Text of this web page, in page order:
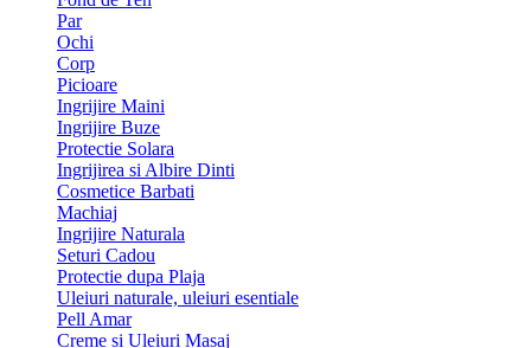
Par
Ochi
Corp
Picioare
Ingrijire Maini
Ingrijire Buze
Protectie Solara
Ingrijirea si Albire Dinti
Cosmetice Barbati
Machiaj
Ingrijire Naturala
Seturi Cadou
Protectie dupa Plaja
Uleiuri naturale, uleiuri esentiale
Pell Amar
Creme si Uleiuri Masaj